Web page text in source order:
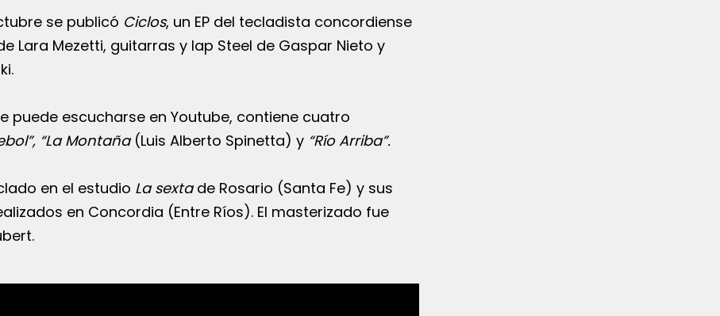
se publicó Ciclos, un EP del tecladista concordiense
Lara Mezetti, guitarras y lap Steel de Gaspar Nieto y
puede escucharse en Youtube, contiene cuatro
“La Montaña(Luis Alberto Spinetta) y “Río Arriba”.
en el estudio La sextade Rosario (Santa Fe) y sus
en Concordia (Entre Ríos). El masterizado fue